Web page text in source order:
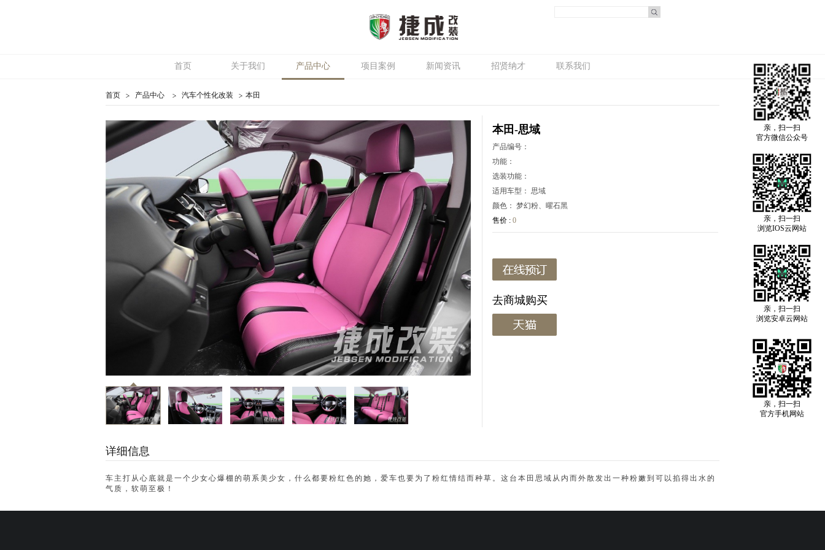
首页 关于我们 产品中心 项目案例 新闻资讯 招贤纳才 联系我们
首页 产品中心 汽车个性化改装 本田
本田-思域
产品编号：
功能：
选装功能：
适用车型： 思域
颜色： 梦幻粉、曜石黑
售价 : 0
去商城购买
详细信息
车主打从心底就是一个少女心爆棚的萌系美少女，什么都要粉红色的她，爱车也要为了粉红情结而种草。这台本田思域从内而外散发出一种粉嫩到可以掐得出水的
气质，软萌至极！
亲，扫一扫
官方手机网站
亲，扫一扫
官方微信公众号
亲，扫一扫
浏览安卓云网站
亲，扫一扫
浏览IOS云网站